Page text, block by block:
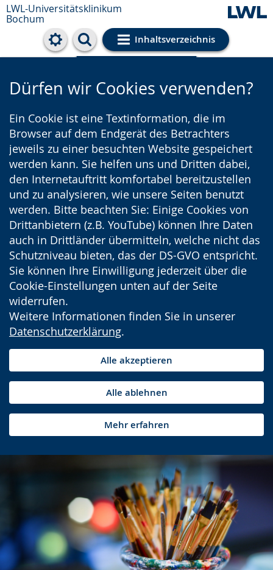
LWL-Universitätsklinikum
Bochum
Inhaltsverzeichnis
Cookie-Einstellungen
Dürfen wir Cookies verwenden?
Ein Cookie ist eine Textinformation, die im
Browser auf dem Endgerät des Betrachters
jeweils zu einer besuchten Website gespeichert
werden kann. Sie helfen uns und Dritten dabei,
den Internetauftritt komfortabel bereitzustellen
und zu analysieren, wie unsere Seiten benutzt
werden. Bitte beachten Sie: Einige Cookies von
Drittanbietern (z.B. YouTube) können Ihre Daten
auch in Drittländer übermitteln, welche nicht das
Schutzniveau bieten, das der DS-GVO entspricht.
Sie können Ihre Einwilligung jederzeit über die
Cookie-Einstellungen unten auf der Seite
widerrufen.
Weitere Informationen finden Sie in unserer
Datenschutzerklärung.
Alle akzeptieren
Alle ablehnen
Mehr erfahren